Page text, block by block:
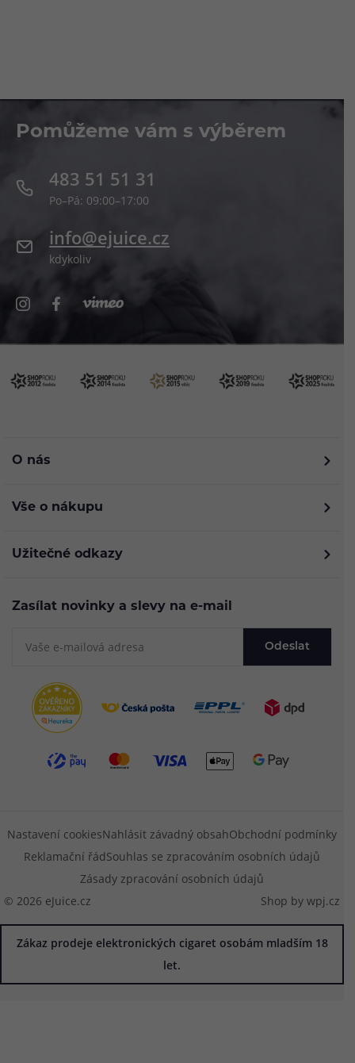
Pomůžeme vám s výběrem
483 51 51 31
Po–Pá: 09:00–17:00
info@ejuice.cz
kdykoliv
O nás
Vše o nákupu
Užitečné odkazy
Zasílat novinky a slevy na e-mail
Odeslat
© 2026 eJuice.cz
Nastavení cookiesNahlásit závadný obsahObchodní podmínky
Reklamační řádSouhlas se zpracováním osobních údajů
Zásady zpracování osobních údajů
Shop by wpj.cz
Zákaz prodeje elektronických cigaret osobám mladším 18
let.